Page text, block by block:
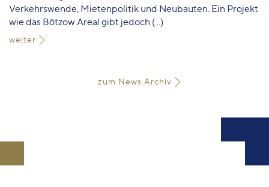
Verkehrswende, Mietenpolitik und Neubauten. Ein Projekt
wie das Bötzow Areal gibt jedoch (...)
weiter
zum News Archiv